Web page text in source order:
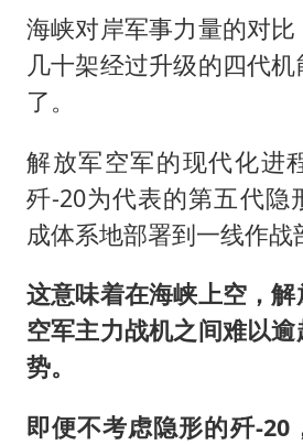
海峡对岸军事力量的对
几十架经过升级的四代
了。
解放军空军的现代化进
歼-20为代表的第五代隐
成体系地部署到一线作战
这意味着在海峡上空，
空军主力战机之间难以
势。
即便不考虑隐形的歼-20